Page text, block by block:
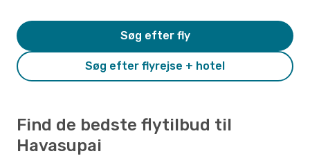
Søg efter flyrejse + hotel
Søg efter fly
Find de bedste flytilbud til
Havasupai